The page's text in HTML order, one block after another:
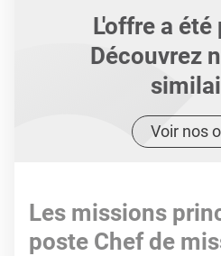
L'offre a été
Découvrez
Voir nos
Les missions
poste Chef de